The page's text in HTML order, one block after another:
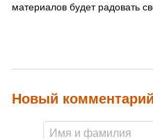
материалов будет радовать
Новый комментарий